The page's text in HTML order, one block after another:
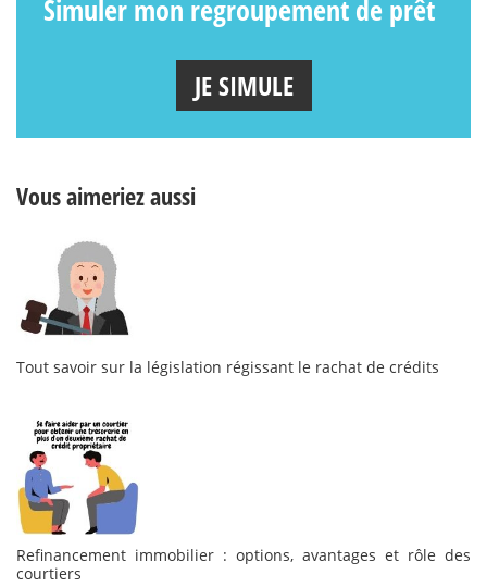
Simuler mon regroupement de prêt
JE SIMULE
Vous aimeriez aussi
Tout savoir sur la législation régissant le rachat de crédits
Refinancement immobilier : options, avantages et rôle des
courtiers